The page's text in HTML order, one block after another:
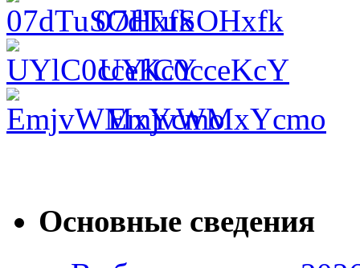
07dTuSOHxfk
UYlC0cceKcY
EmjvWMxYcmo
Основные сведения